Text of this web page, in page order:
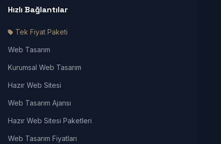
Hızlı Bağlantılar
Tek Fiyat Paketi
Web Tasarım
Kurumsal Web Tasarım
Hazır Web Sitesi
Web Tasarım Ajansı
Hazır Web Sitesi Paketleri
Web Tasarım Fiyatları